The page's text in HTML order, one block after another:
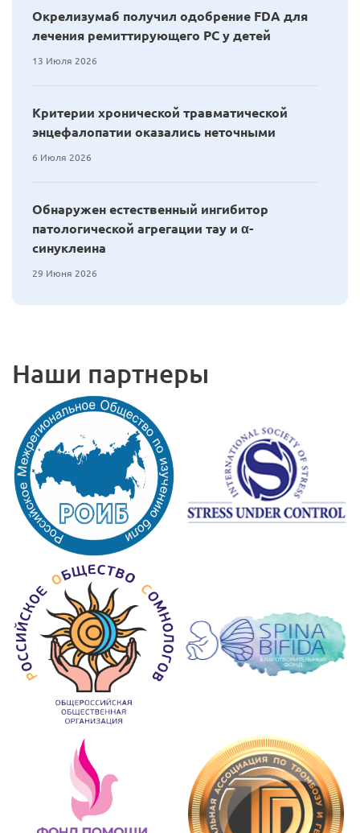
Окрелизумаб получил одобрение FDA для
лечения ремиттирующего РС у детей
13 Июля 2026
Критерии хронической травматической
энцефалопатии оказались неточными
6 Июля 2026
Обнаружен естественный ингибитор
патологической агрегации тау и α-
синуклеина
29 Июня 2026
Наши партнеры